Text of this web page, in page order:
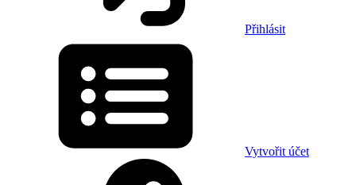
Přihlásit
Vytvořit účet